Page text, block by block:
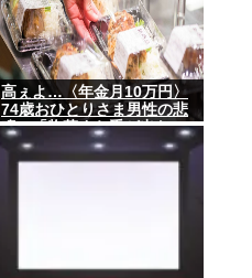
高ぇよ…〈年金月10万円〉
74歳おひとりさま男性の悲
鳴。「惣菜すら手が出な
い」